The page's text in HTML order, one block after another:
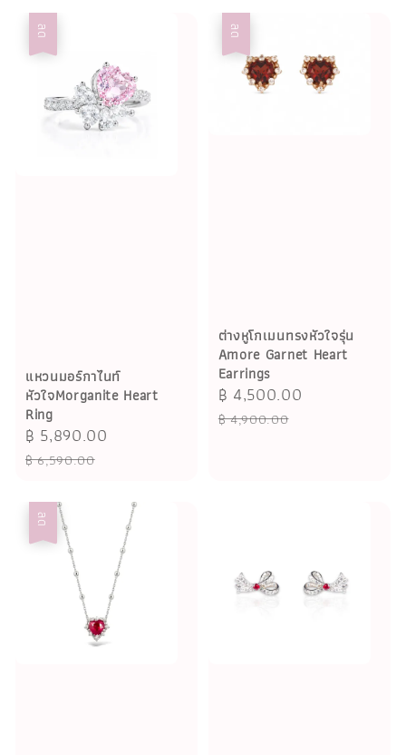
ลด
แหวนมอร์กาไนท์
หัวใจMorganite Heart
Ring
Sale
price
฿ 5,890.00
฿ 6,590.00
ลด
ต่างหูโกเมนทรงหัวใจรุ่น
Amore Garnet Heart
Earrings
Sale
price
฿ 4,500.00
฿ 4,900.00
ลด